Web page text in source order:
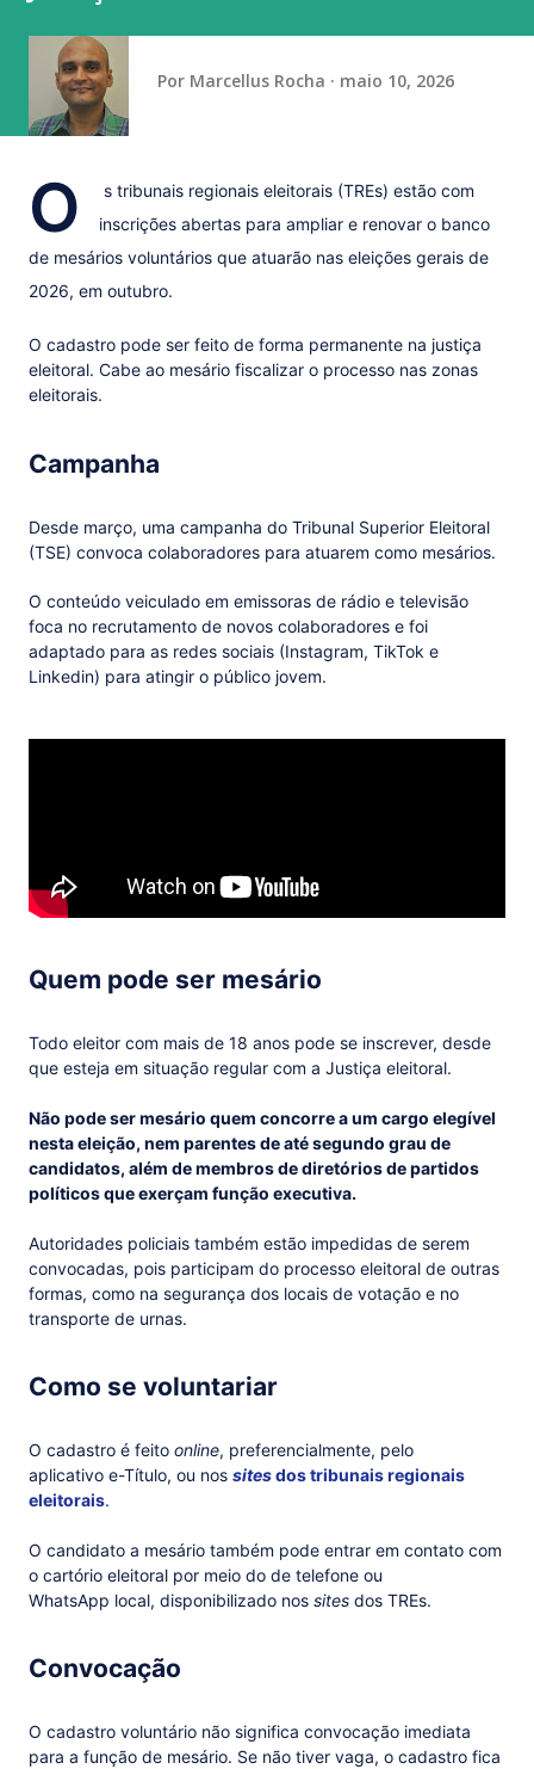
Por Marcellus Rocha maio 10, 2026
O
s tribunais regionais eleitorais (TREs) estão com
inscrições abertas para ampliar e renovar o banco
de mesários voluntários que atuarão nas eleições gerais de
2026, em outubro.
O cadastro pode ser feito de forma permanente na justiça
eleitoral. Cabe ao mesário fiscalizar o processo nas zonas
eleitorais.
Campanha
Desde março, uma campanha do Tribunal Superior Eleitoral
(TSE) convoca colaboradores para atuarem como mesários.
O conteúdo veiculado em emissoras de rádio e televisão
foca no recrutamento de novos colaboradores e foi
adaptado para as redes sociais (Instagram, TikTok e
Linkedin) para atingir o público jovem.
Quem pode ser mesário
Todo eleitor com mais de 18 anos pode se inscrever, desde
que esteja em situação regular com a Justiça eleitoral.
Não pode ser mesário quem concorre a um cargo elegível
nesta eleição, nem parentes de até segundo grau de
candidatos, além de membros de diretórios de partidos
políticos que exerçam função executiva.
Autoridades policiais também estão impedidas de serem
convocadas, pois participam do processo eleitoral de outras
formas, como na segurança dos locais de votação e no
transporte de urnas.
Como se voluntariar
O cadastro é feito online, preferencialmente, pelo
aplicativo e-Título, ou nos sitesdos tribunais regionais
eleitorais.
O candidato a mesário também pode entrar em contato com
o cartório eleitoral por meio do de telefone ou
WhatsApp local, disponibilizado nos sites dos TREs.
Convocação
O cadastro voluntário não significa convocação imediata
para a função de mesário. Se não tiver vaga, o cadastro fica